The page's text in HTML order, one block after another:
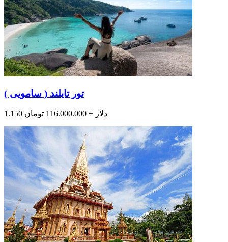
تور تایلند ( سامویی )
1.150 دلار + 116.000.000 تومان